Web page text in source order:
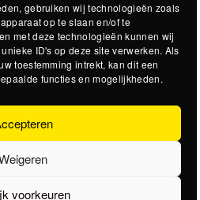
gebruiken wij technologieën zoals
op te slaan en/of te
met deze technologieën kunnen wij
ID's op deze site verwerken. Als
toestemming intrekt, kan dit een
functies en mogelijkheden.
voorkeuren